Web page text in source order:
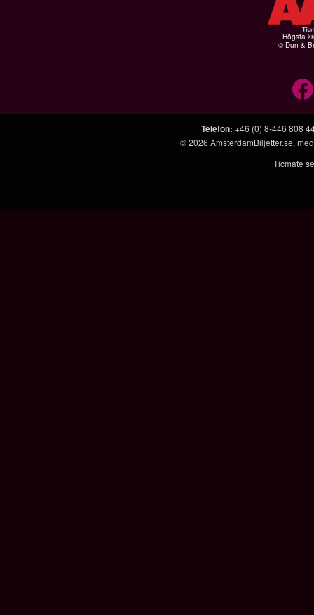
Högsta
© Dun &
Telefon: +46 (0) 8-446 808
© 2026 AmsterdamBiljetter.se,
Ticmate